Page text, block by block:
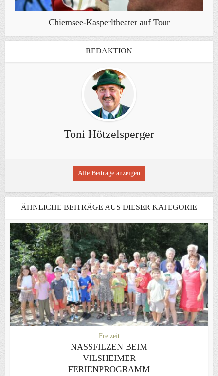
Chiemsee-Kasperltheater auf Tour
REDAKTION
Toni Hötzelsperger
Alle Beiträge anzeigen
ÄHNLICHE BEITRÄGE AUS DIESER KATEGORIE
Freizeit
NASSFILZEN BEIM
VILSHEIMER
FERIENPROGRAMM